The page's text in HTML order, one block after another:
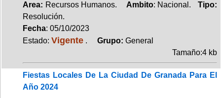
Area: Recursos Humanos. Ambito: Nacional.Tipo:
Resolución.
Fecha: 05/10/2023
Estado: Vigente . Grupo: General
Tamaño:4 kb
Fiestas Locales De La Ciudad De Granada Para El
Año 2024